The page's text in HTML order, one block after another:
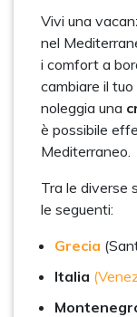
Vivi una
nel
i comfort a
cambiare il
noleggia una
è possibile
Mediterraneo.
Tra le diverse
le seguenti:
Grecia
Italia